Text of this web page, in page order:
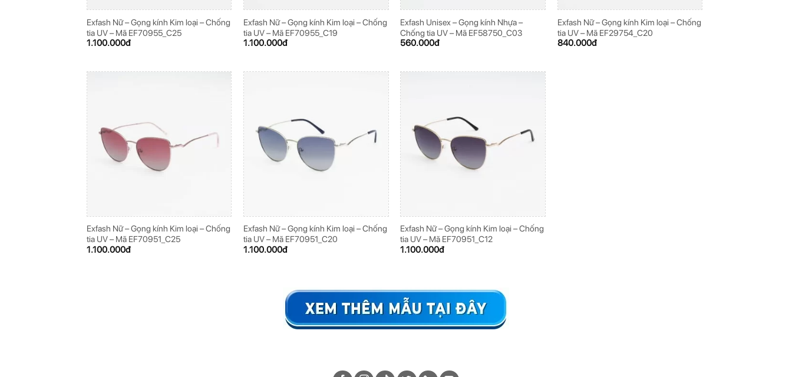
Exfash Nữ – Gọng kính Kim loại – Chống
tia UV – Mã EF70955_C25
1.100.000đ
Exfash Nữ – Gọng kính Kim loại – Chống
tia UV – Mã EF70955_C19
1.100.000đ
Exfash Unisex – Gọng kính Nhựa –
Chống tia UV – Mã EF58750_C03
560.000đ
Exfash Nữ – Gọng kính Kim loại – Chống
tia UV – Mã EF29754_C20
840.000đ
Exfash Nữ – Gọng kính Kim loại – Chống
tia UV – Mã EF70951_C25
1.100.000đ
Exfash Nữ – Gọng kính Kim loại – Chống
tia UV – Mã EF70951_C20
1.100.000đ
Exfash Nữ – Gọng kính Kim loại – Chống
tia UV – Mã EF70951_C12
1.100.000đ